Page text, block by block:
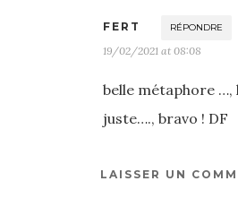
FERT RÉPONDRE
19/02/2021 at 08:08
belle métaphore
juste…., bravo ! DF
LAISSER UN